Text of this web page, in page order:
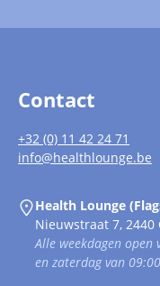
Contact
+32 (0) 11 42 24 71
info@healthlounge.be
Health Lounge
Nieuwstraat 7, 2440
Alle weekdagen
en zaterdag van